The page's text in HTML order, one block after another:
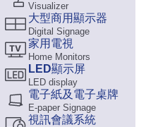
Visualizer
大型商用顯示器
Digital Signage
家用電視
Home Monitors
LED顯示屏
LED display
電子紙及電子桌牌
E-paper Signage
視訊會議系統